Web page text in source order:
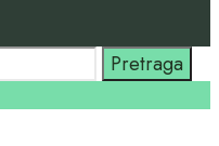
Pretraga